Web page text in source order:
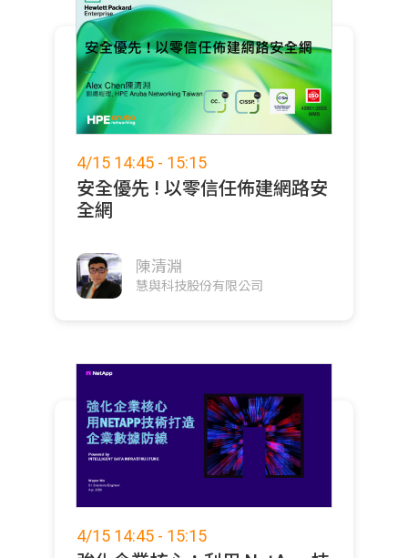
4/15 14:45 - 15:15
安全優先 ! 以零信任佈建網路安
全網
陳清淵
慧與科技股份有限公司
4/15 14:45 - 15:15